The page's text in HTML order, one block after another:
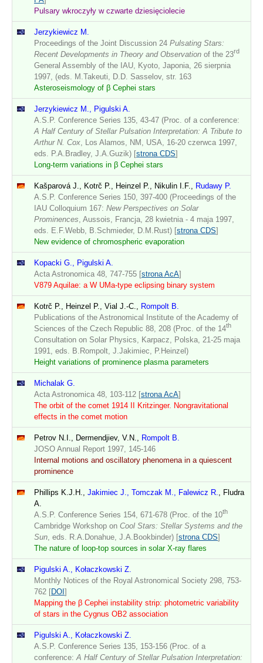
Pulsary wkroczyły w czwarte dziesięciolecie
Jerzykiewicz M.
Proceedings of the Joint Discussion 24 Pulsating Stars:
Recent Developments in Theory and Observation of the 23rd
General Assembly of the IAU, Kyoto, Japonia, 26 sierpnia
1997, (eds. M.Takeuti, D.D. Sasselov, str. 163
Asteroseismology of β Cephei stars
Jerzykiewicz M., Pigulski A.
A.S.P. Conference Series 135, 43-47 (Proc. of a conference:
A Half Century of Stellar Pulsation Interpretation: A Tribute to
Arthur N. Cox , Los Alamos, NM, USA, 16-20 czerwca 1997,
eds. P.A.Bradley, J.A.Guzik) [strona CDS]
Long-term variations in β Cephei stars
Kašparová J., Kotrč P., Heinzel P., Nikulin I.F.,
Rudawy P.
A.S.P. Conference Series 150, 397-400 (Proceedings of the
IAU Colloquium 167: New Perspectives on Solar
Prominences , Aussois, Francja, 28 kwietnia - 4 maja 1997,
eds. E.F.Webb, B.Schmieder, D.M.Rust) [strona CDS]
New evidence of chromospheric evaporation
Kopacki G., Pigulski A.
Acta Astronomica 48, 747-755 [strona AcA]
V879 Aquilae: a W UMa-type eclipsing binary system
Kotrč P., Heinzel P., Vial J.-C.,
Rompolt B.
Publications of the Astronomical Institute of the Academy of
Sciences of the Czech Republic 88, 208 (Proc. of the 14th
Consultation on Solar Physics, Karpacz, Polska, 21-25 maja
1991, eds. B.Rompolt, J.Jakimiec, P.Heinzel)
Height variations of prominence plasma parameters
Michalak G.
Acta Astronomica 48, 103-112 [strona AcA]
The orbit of the comet 1914 II Kritzinger. Nongravitational
effects in the comet motion
Petrov N.I., Dermendjiev, V.N.,
Rompolt B.
JOSO Annual Report 1997, 145-146
Internal motions and oscillatory phenomena in a quiescent
prominence
Phillips K.J.H., Jakimiec J., Tomczak M., Falewicz R.
, Fludra
A.
A.S.P. Conference Series 154, 671-678 (Proc. of the 10th
Cambridge Workshop on Cool Stars: Stellar Systems and the
Sun , eds. R.A.Donahue, J.A.Bookbinder) [strona CDS]
The nature of loop-top sources in solar X-ray flares
Pigulski A., Kołaczkowski Z.
Monthly Notices of the Royal Astronomical Society 298, 753-
762 [DOI ]
Mapping the β Cephei instability strip: photometric variability
of stars in the Cygnus OB2 association
Pigulski A., Kołaczkowski Z.
A.S.P. Conference Series 135, 153-156 (Proc. of a
conference: A Half Century of Stellar Pulsation Interpretation: